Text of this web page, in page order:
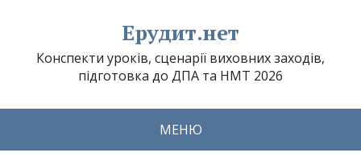
Ерудит.нет
Конспекти уроків, сценарії виховних заходів,
підготовка до ДПА та НМТ 2026
МЕНЮ